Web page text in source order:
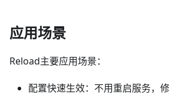
应用场景
Reload主要应用场景：
配置快速生效：不用重启服务，